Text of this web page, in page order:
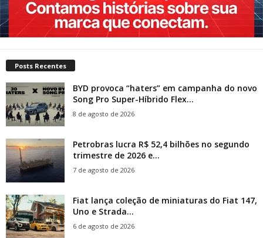
Posts Recentes
BYD provoca “haters” em campanha do novo
Song Pro Super-Híbrido Flex...
8 de agosto de 2026
Petrobras lucra R$ 52,4 bilhões no segundo
trimestre de 2026 e...
7 de agosto de 2026
Fiat lança coleção de miniaturas do Fiat 147,
Uno e Strada...
6 de agosto de 2026